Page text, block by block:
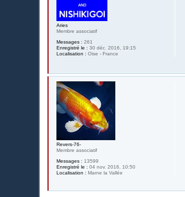
Aries
Membre associatif
Messages : 261
Enregistré le : 30 déc. 2016, 19:15
Localisation : Oise - France
Revers-76-
Membre associatif
Messages : 13599
Enregistré le : 04 nov. 2016, 10:50
Localisation : Marne la Vallée